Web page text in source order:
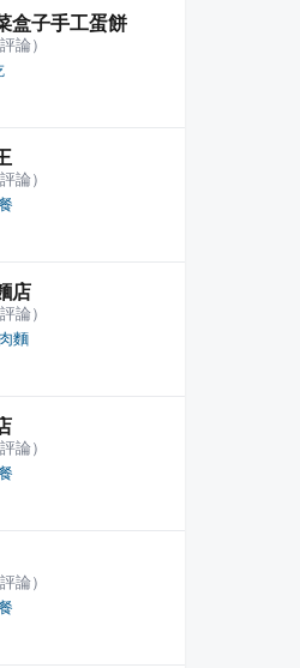
市場
評論
盒子手工蛋餅
論）
論）
店
論）
麵
論）
論）